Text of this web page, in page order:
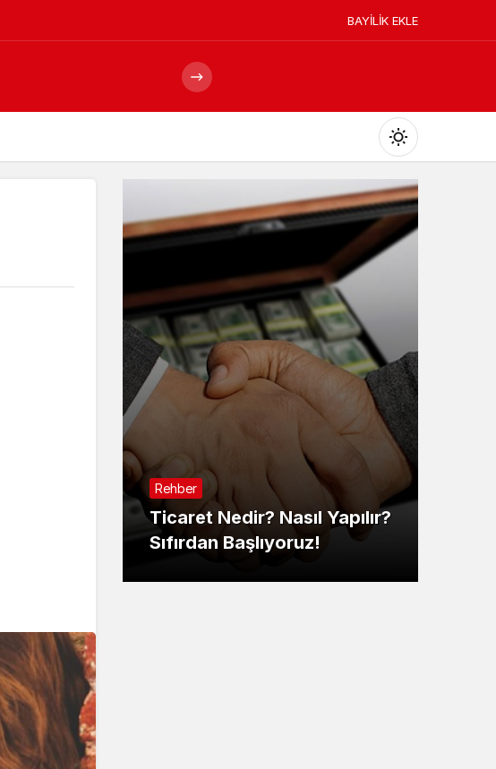
BAYİLİK EKLE
Mod
değiştir
Gündüz Modu
Gündüz modunu seçin.
Gece Modu
Gece modunu seçin.
Rehber
Ticaret Nedir? Nasıl Yapılır?
Sıfırdan Başlıyoruz!